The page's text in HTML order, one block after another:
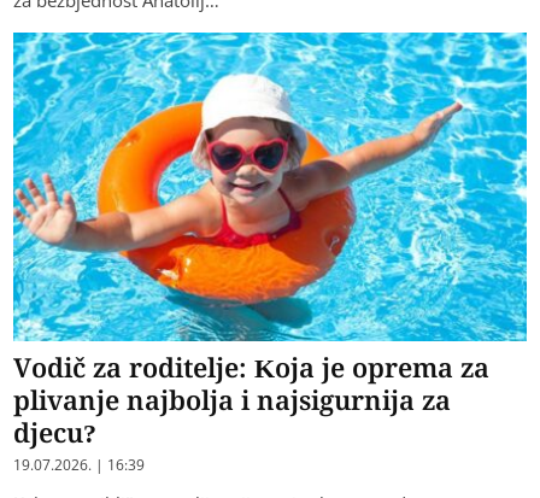
Vodič za roditelje: Koja je oprema za
plivanje najbolja i najsigurnija za
djecu?
19.07.2026. | 16:39